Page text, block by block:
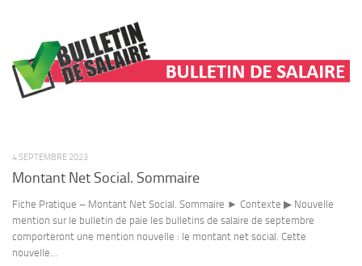
4 SEPTEMBRE 2023
Montant Net Social. Sommaire
Fiche Pratique – Montant Net Social. Sommaire ► Contexte ▶ Nouvelle
mention sur le bulletin de paie les bulletins de salaire de septembre
comporteront une mention nouvelle : le montant net social. Cette
nouvelle...